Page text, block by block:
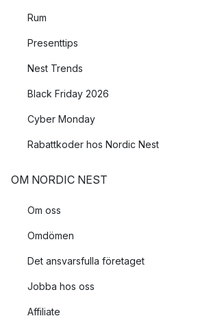
Rum
Presenttips
Nest Trends
Black Friday 2026
Cyber Monday
Rabattkoder hos Nordic Nest
OM NORDIC NEST
Om oss
Omdömen
Det ansvarsfulla företaget
Jobba hos oss
Affiliate